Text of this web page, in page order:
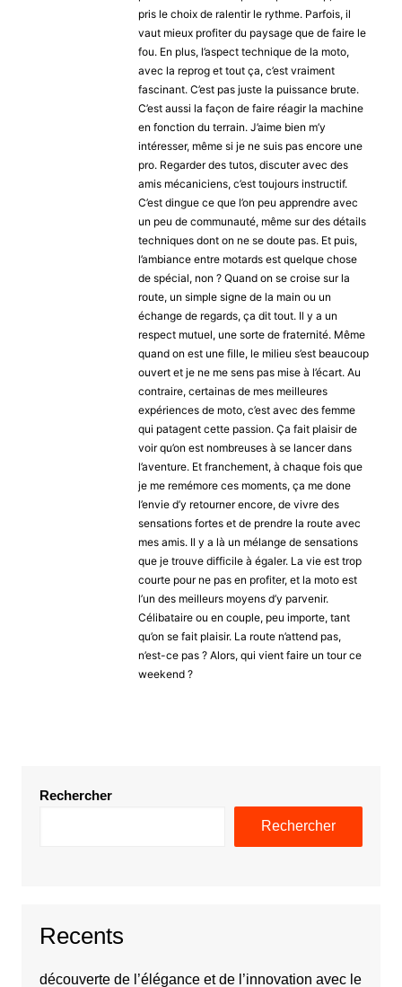
pris le choix de ralentir le rythme. Parfois, il
vaut mieux profiter du paysage que de faire le
fou. En plus, l’aspect technique de la moto,
avec la reprog et tout ça, c’est vraiment
fascinant. C’est pas juste la puissance brute.
C’est aussi la façon de faire réagir la machine
en fonction du terrain. J’aime bien m’y
intéresser, même si je ne suis pas encore une
pro. Regarder des tutos, discuter avec des
amis mécaniciens, c’est toujours instructif.
C’est dingue ce que l’on peu apprendre avec
un peu de communauté, même sur des détails
techniques dont on ne se doute pas. Et puis,
l’ambiance entre motards est quelque chose
de spécial, non ? Quand on se croise sur la
route, un simple signe de la main ou un
échange de regards, ça dit tout. Il y a un
respect mutuel, une sorte de fraternité. Même
quand on est une fille, le milieu s’est beaucoup
ouvert et je ne me sens pas mise à l’écart. Au
contraire, certainas de mes meilleures
expériences de moto, c’est avec des femme
qui patagent cette passion. Ça fait plaisir de
voir qu’on est nombreuses à se lancer dans
l’aventure. Et franchement, à chaque fois que
je me remémore ces moments, ça me done
l’envie d’y retourner encore, de vivre des
sensations fortes et de prendre la route avec
mes amis. Il y a là un mélange de sensations
que je trouve difficile à égaler. La vie est trop
courte pour ne pas en profiter, et la moto est
l’un des meilleurs moyens d’y parvenir.
Célibataire ou en couple, peu importe, tant
qu’on se fait plaisir. La route n’attend pas,
n’est-ce pas ? Alors, qui vient faire un tour ce
weekend ?
Rechercher
Rechercher
Recents
découverte de l’élégance et de l’innovation avec le